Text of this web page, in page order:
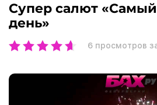
Супер салют
день»
6 просмотров